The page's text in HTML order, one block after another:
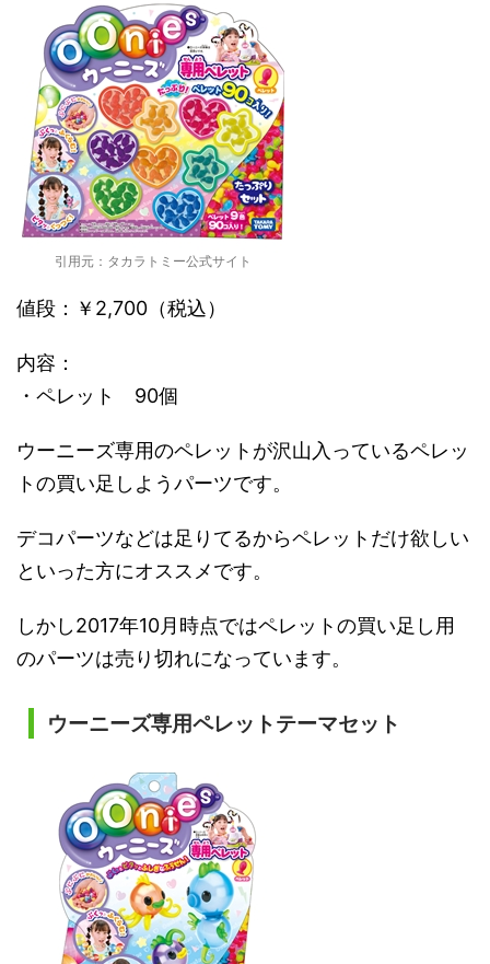
引用元：タカラトミー公式サイト
値段：￥2,700（税込）
内容：
・ペレット 90個
ウーニーズ専用のペレットが沢山入っているペレッ
トの買い足しようパーツです。
デコパーツなどは足りてるからペレットだけ欲しい
といった方にオススメです。
しかし2017年10月時点ではペレットの買い足し用
のパーツは売り切れになっています。
ウーニーズ専用ペレットテーマセット